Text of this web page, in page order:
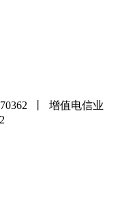
丨 增值电信业